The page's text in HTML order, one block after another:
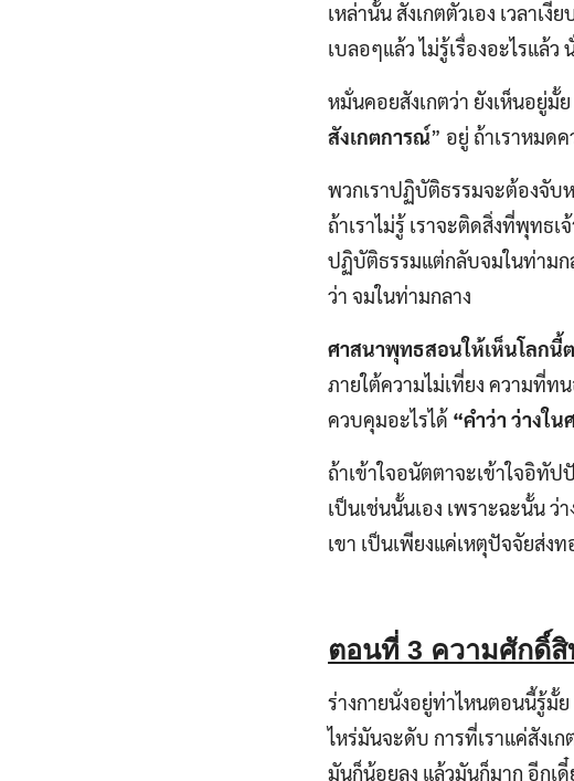
เหล่านั้น สังเกตตัวเอง เวลาเ
เบลอๆแล้ว ไม่รู้เรื่องอะไรแล้ว
หมั่นคอยสังเกตว่า ยังเห็นอยู่มั้
สังเกตการณ์” อยู่ ถ้าเราหมด
พวกเราปฏิบัติธรรมจะต้องจับ
ถ้าเราไม่รู้ เราจะติดสิ่งที่พุทธ
ปฏิบัติธรรมแต่กลับจมในท่ามกล
ว่า จมในท่ามกลาง
ศาสนาพุทธสอนให้เห็นโลกนี้
ภายใต้ความไม่เที่ยง ความที่ท
ควบคุมอะไรได้ “คำว่า ว่างใ
ถ้าเข้าใจอนัตตาจะเข้าใจอิทัป
เป็นเช่นนั้นเอง เพราะฉะนั้น ว่
เขา เป็นเพียงแค่เหตุปัจจัยส่ง
ตอนที่ 3 ความศักดิ์
ร่างกายนั่งอยู่ท่าไหนตอนนี้รู้มั้ย
ไหร่มันจะดับ การที่เราแค่สังเ
มันก็น้อยลง แล้วมันก็มาก อีกเ